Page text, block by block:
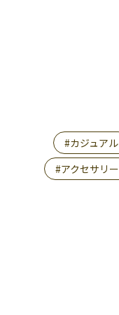
#カジュアル
#アクセサリー